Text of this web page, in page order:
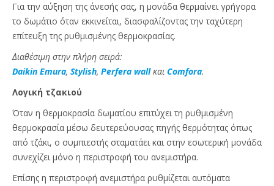
Για την αύξηση της άνεσής σας, η μονάδα θερμαίνει γρήγορα
το δωμάτιο όταν εκκινείται, διασφαλίζοντας την ταχύτερη
επίτευξη της ρυθμισμένης θερμοκρασίας.
Διαθέσιμη στην πλήρη σειρά:
Daikin Emura, Stylish, Perfera wallκαι Comfora.
Λογική τζακιού
Όταν η θερμοκρασία δωματίου επιτύχει τη ρυθμισμένη
θερμοκρασία μέσω δευτερεύουσας πηγής θερμότητας όπως
από τζάκι, ο συμπιεστής σταματάει και στην εσωτερική μονάδα
συνεχίζει μόνο η περιστροφή του ανεμιστήρα.
Επίσης η περιστροφή ανεμιστήρα ρυθμίζεται αυτόματα